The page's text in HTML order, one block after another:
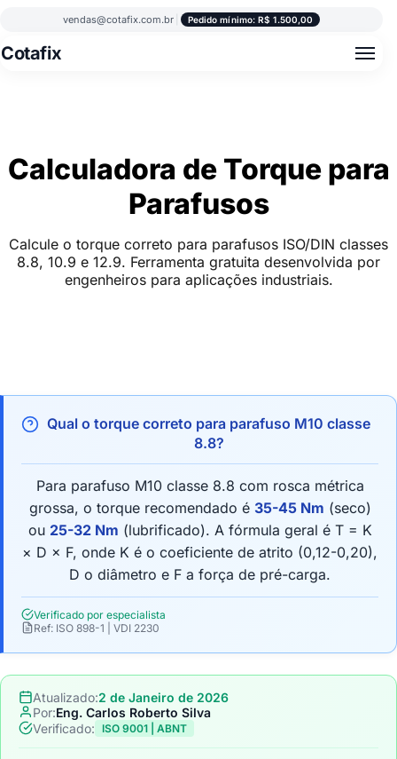
vendas@cotafix.com.br Pedido mínimo: R$ 1.500,00
Cotafix
Calculadora de Torque para
Parafusos
Calcule o torque correto para parafusos ISO/DIN classes
8.8, 10.9 e 12.9. Ferramenta gratuita desenvolvida por
engenheiros para aplicações industriais.
Qual o torque correto para parafuso M10 classe
8.8?
Para parafuso M10 classe 8.8 com rosca métrica
grossa, o torque recomendado é 35-45 Nm (seco)
ou 25-32 Nm (lubrificado). A fórmula geral é T = K
× D × F, onde K é o coeficiente de atrito (0,12-0,20),
D o diâmetro e F a força de pré-carga.
Verificado por especialista
Ref: ISO 898-1 | VDI 2230
Atualizado:2 de Janeiro de 2026
Por:Eng. Carlos Roberto Silva
Verificado: ISO 9001 | ABNT